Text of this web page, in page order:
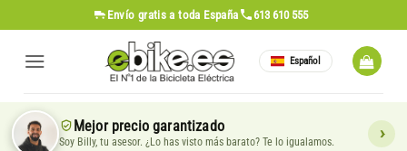
al
contenido
Envío gratis a toda España 613 610 555
Español
Mejor precio garantizado
Soy Billy, tu asesor. ¿Lo has visto más barato? Te lo igualamos.